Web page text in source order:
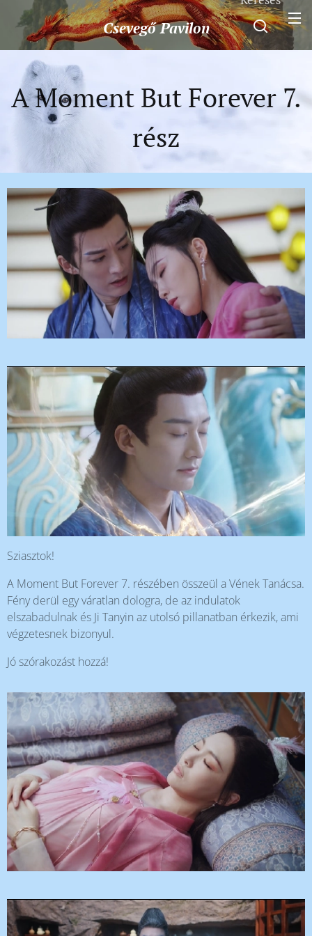
Csevegő Pavilon
A Moment But Forever 7.
rész
Sziasztok!
A Moment But Forever 7. részében összeül a Vének Tanácsa.
Fény derül egy váratlan dologra, de az indulatok
elszabadulnak és Ji Tanyin az utolsó pillanatban érkezik, ami
végzetesnek bizonyul.
Jó szórakozást hozzá!